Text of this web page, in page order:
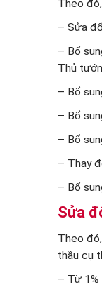
Theo
– Sửa
– Bổ
Thủ
– Bổ
– Bổ
– Bổ
– Thay
– Bổ
Sửa
Theo
thầu cụ
– Từ 1%